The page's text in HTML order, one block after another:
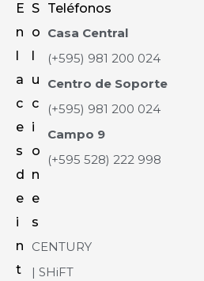
E
n
a
c
e
s
d
e
i
n
t
S
o
u
c
i
o
n
e
s
CENTURY
| SHiFT
Teléfonos
Casa Central
(+595) 981 200 024
Centro de Soporte
(+595) 981 200 024
Campo 9
(+595 528) 222 998